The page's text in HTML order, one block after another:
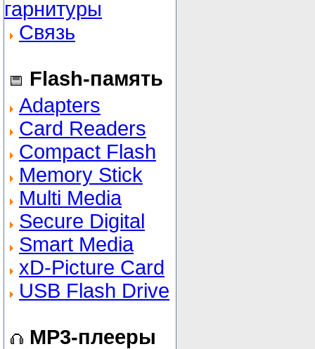
гарнитуры
Связь
Flash-память
Adapters
Card Readers
Compact Flash
Memory Stick
Multi Media
Secure Digital
Smart Media
xD-Picture Card
USB Flash Drive
MP3-плееры